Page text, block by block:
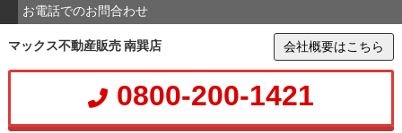
お電話でのお問合わせ
マックス不動産販売 南巽店 会社概要はこちら
0800-200-1421